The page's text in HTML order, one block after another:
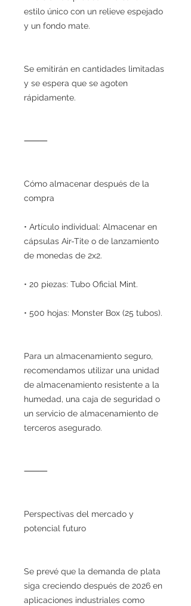
estilo único con un relieve espejado
y un fondo mate.
Se emitirán en cantidades limitadas
y se espera que se agoten
rápidamente.
⸻
Cómo almacenar después de la
compra
• Artículo individual: Almacenar en
cápsulas Air-Tite o de lanzamiento
de monedas de 2x2.
• 20 piezas: Tubo Oficial Mint.
• 500 hojas: Monster Box (25 tubos).
Para un almacenamiento seguro,
recomendamos utilizar una unidad
de almacenamiento resistente a la
humedad, una caja de seguridad o
un servicio de almacenamiento de
terceros asegurado.
⸻
Perspectivas del mercado y
potencial futuro
Se prevé que la demanda de plata
siga creciendo después de 2026 en
aplicaciones industriales como